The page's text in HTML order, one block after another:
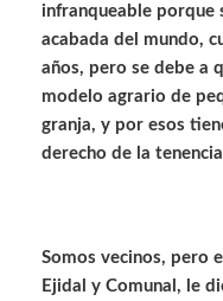
infranqueable porque
acabada del mundo,
años, pero se debe a
modelo agrario de
granja, y por esos
derecho de la
Somos vecinos, pero
Ejidal y Comunal, le